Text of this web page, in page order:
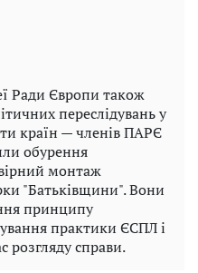
Ради Європи також
переслідувань у
країн — членів ПАРЄ
обурення
монтаж
"Батьківщини". Вони
принципу
практики ЄСПЛ і
розгляду справи.